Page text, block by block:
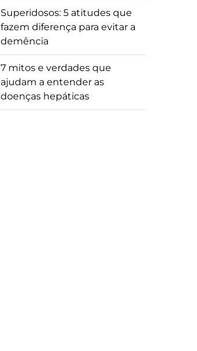
Superidosos: 5 atitudes que
fazem diferença para evitar a
demência
7 mitos e verdades que
ajudam a entender as
doenças hepáticas